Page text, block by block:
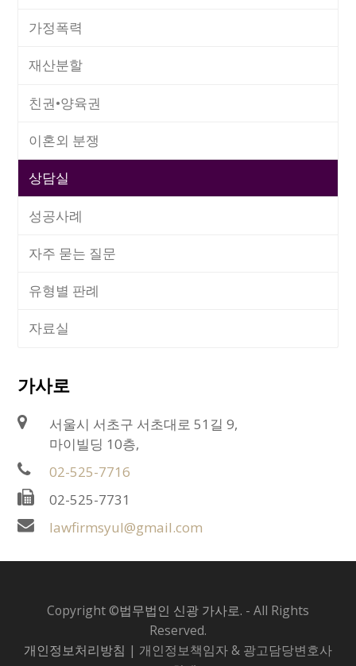
가정폭력
재산분할
친권•양육권
이혼외 분쟁
상담실
성공사례
자주 묻는 질문
유형별 판례
자료실
가사로
서울시 서초구 서초대로 51길 9,
마이빌딩 10층,
02-525-7716
02-525-7731
lawfirmsyul@gmail.com
Copyright ©법무법인 신광 가사로. - All Rights
Reserved.
개인정보처리방침 | 개인정보책임자 & 광고담당변호사